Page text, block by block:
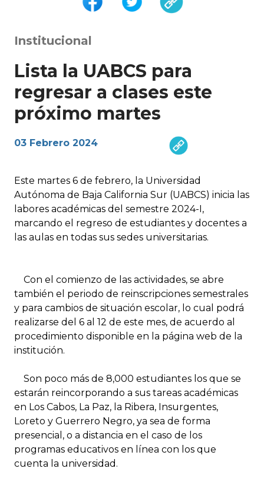
Institucional
Lista la UABCS para
regresar a clases este
próximo martes
03 Febrero 2024
Este martes 6 de febrero, la Universidad
Autónoma de Baja California Sur (UABCS) inicia las
labores académicas del semestre 2024-I,
marcando el regreso de estudiantes y docentes a
las aulas en todas sus sedes universitarias.
Con el comienzo de las actividades, se abre
también el periodo de reinscripciones semestrales
y para cambios de situación escolar, lo cual podrá
realizarse del 6 al 12 de este mes, de acuerdo al
procedimiento disponible en la página web de la
institución.
Son poco más de 8,000 estudiantes los que se
estarán reincorporando a sus tareas académicas
en Los Cabos, La Paz, la Ribera, Insurgentes,
Loreto y Guerrero Negro, ya sea de forma
presencial, o a distancia en el caso de los
programas educativos en línea con los que
cuenta la universidad.